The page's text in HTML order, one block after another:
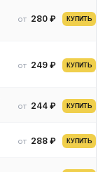
от 280 ₽ КУПИТЬ
от 249 ₽ КУПИТЬ
от 244 ₽ КУПИТЬ
от 288 ₽ КУПИТЬ